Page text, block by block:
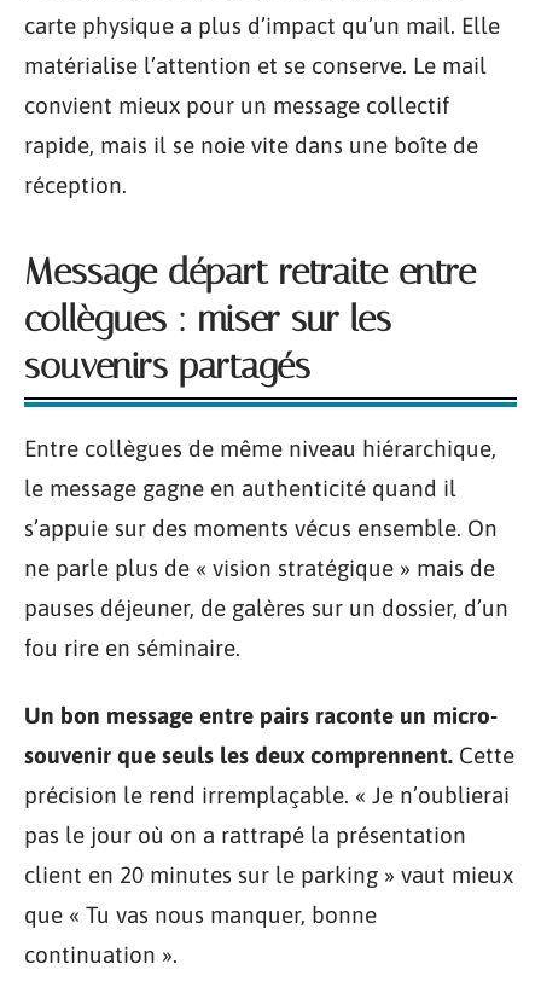
carte physique a plus d’impact qu’un mail. Elle
matérialise l’attention et se conserve. Le mail
convient mieux pour un message collectif
rapide, mais il se noie vite dans une boîte de
réception.
Message départ retraite entre
collègues : miser sur les
souvenirs partagés
Entre collègues de même niveau hiérarchique,
le message gagne en authenticité quand il
s’appuie sur des moments vécus ensemble. On
ne parle plus de « vision stratégique » mais de
pauses déjeuner, de galères sur un dossier, d’un
fou rire en séminaire.
Un bon message entre pairs raconte un micro-
souvenir que seuls les deux comprennent. Cette
précision le rend irremplaçable. « Je n’oublierai
pas le jour où on a rattrapé la présentation
client en 20 minutes sur le parking » vaut mieux
que « Tu vas nous manquer, bonne
continuation ».